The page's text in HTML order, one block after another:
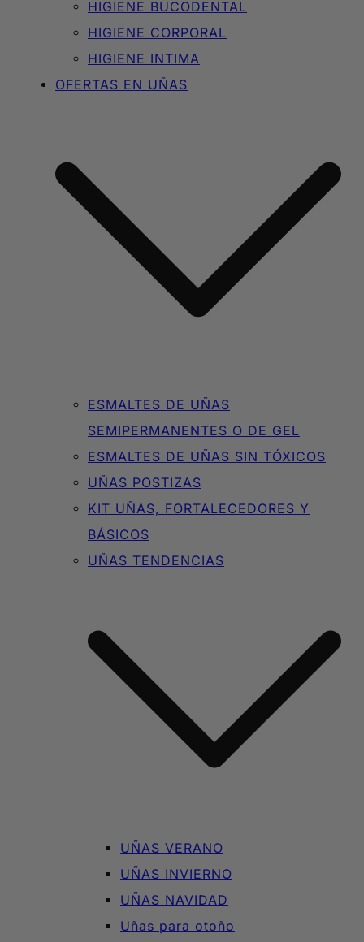
HIGIENE BUCODENTAL
HIGIENE CORPORAL
HIGIENE INTIMA
OFERTAS EN UÑAS
ESMALTES DE UÑAS
SEMIPERMANENTES O DE GEL
ESMALTES DE UÑAS SIN TÓXICOS
UÑAS POSTIZAS
KIT UÑAS, FORTALECEDORES Y
BÁSICOS
UÑAS TENDENCIAS
UÑAS VERANO
UÑAS INVIERNO
UÑAS NAVIDAD
Uñas para otoño